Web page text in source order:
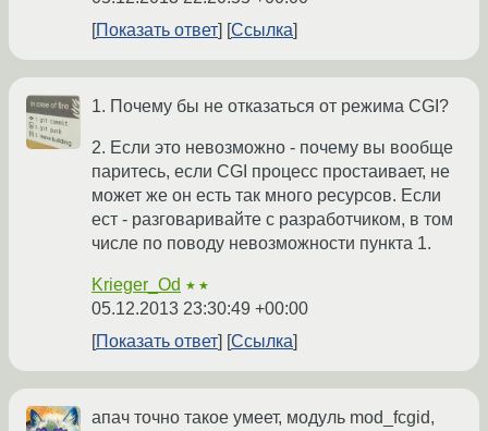
Показать ответ
Ссылка
1. Почему бы не отказаться от режима CGI?
2. Если это невозможно - почему вы вообще
паритесь, если CGI процесс простаивает, не
может же он есть так много ресурсов. Если
ест - разговаривайте с разработчиком, в том
числе по поводу невозможности пункта 1.
Krieger_Od ★★
05.12.2013 23:30:49 +00:00
Показать ответ
Ссылка
апач точно такое умеет, модуль mod_fcgid,